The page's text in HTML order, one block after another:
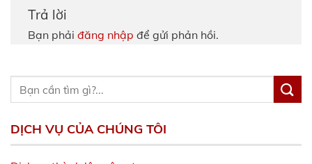
Trả lời
Bạn phải đăng nhập để gửi phản hồi.
DỊCH VỤ CỦA CHÚNG TÔI